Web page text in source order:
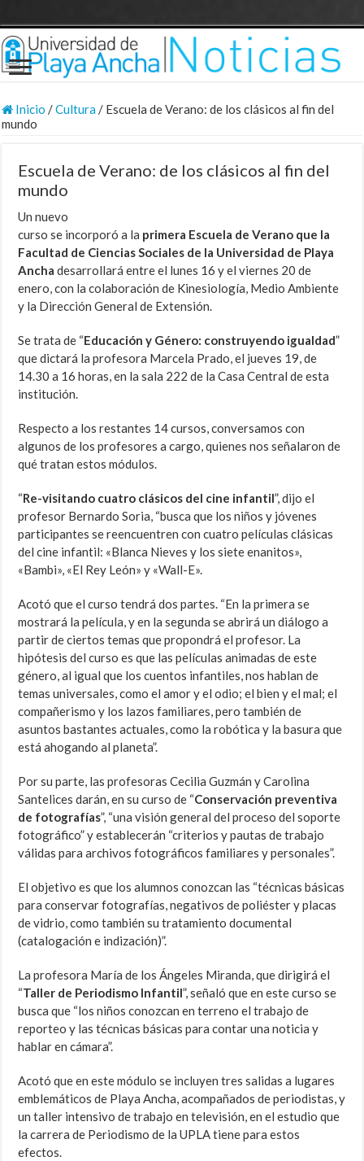
Inicio /Cultura/ Escuela de Verano: de los clásicos al fin del
mundo
Escuela de Verano: de los clásicos al fin del
mundo
Un nuevo
curso se incorporó a la primera Escuela de Verano que la
Facultad de Ciencias Sociales de la Universidad de Playa
Anchadesarrollará entre el lunes 16 y el viernes 20 de
enero, con la colaboración de Kinesiología, Medio Ambiente
y la Dirección General de Extensión.
Se trata de “Educación y Género: construyendo igualdad”
que dictará la profesora Marcela Prado, el jueves 19, de
14.30 a 16 horas, en la sala 222 de la Casa Central de esta
institución.
Respecto a los restantes 14 cursos, conversamos con
algunos de los profesores a cargo, quienes nos señalaron de
qué tratan estos módulos.
“Re-visitando cuatro clásicos del cine infantil”, dijo el
profesor Bernardo Soria, “busca que los niños y jóvenes
participantes se reencuentren con cuatro películas clásicas
del cine infantil: «Blanca Nieves y los siete enanitos»,
«Bambi», «El Rey León» y «Wall-E».
Acotó que el curso tendrá dos partes. “En la primera se
mostrará la película, y en la segunda se abrirá un diálogo a
partir de ciertos temas que propondrá el profesor. La
hipótesis del curso es que las películas animadas de este
género, al igual que los cuentos infantiles, nos hablan de
temas universales, como el amor y el odio; el bien y el mal; el
compañerismo y los lazos familiares, pero también de
asuntos bastantes actuales, como la robótica y la basura que
está ahogando al planeta”.
Por su parte, las profesoras Cecilia Guzmán y Carolina
Santelices darán, en su curso de “Conservación preventiva
de fotografías”, “una visión general del proceso del soporte
fotográfico” y establecerán “criterios y pautas de trabajo
válidas para archivos fotográficos familiares y personales”.
El objetivo es que los alumnos conozcan las “técnicas básicas
para conservar fotografías, negativos de poliéster y placas
de vidrio, como también su tratamiento documental
(catalogación e indización)”.
La profesora María de los Ángeles Miranda, que dirigirá el
“Taller de Periodismo Infantil”, señaló que en este curso se
busca que “los niños conozcan en terreno el trabajo de
reporteo y las técnicas básicas para contar una noticia y
hablar en cámara”.
Acotó que en este módulo se incluyen tres salidas a lugares
emblemáticos de Playa Ancha, acompañados de periodistas, y
un taller intensivo de trabajo en televisión, en el estudio que
la carrera de Periodismo de la UPLA tiene para estos
efectos.